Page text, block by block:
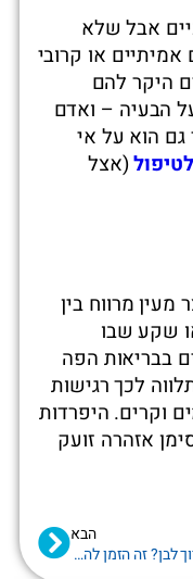
אבל שלא
אמיתיים או קרובי
היקר להם
הבעיה – ואדם
גם הוא על אי
לטיפול(אצל
מעין מרווח בין
שקע שבו
בבריאות הפה
לכך רגישות
וקרים. היפרדות
אזהרה זועק
הבא
רוצים חיוך לבן? זה הזמן להכיר את הציפוי שיניים